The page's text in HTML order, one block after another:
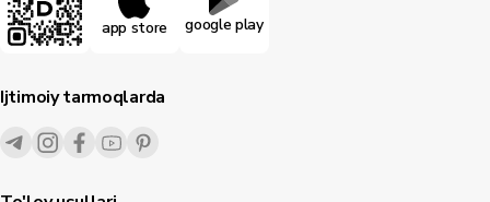
app store google play
Ijtimoiy tarmoqlarda